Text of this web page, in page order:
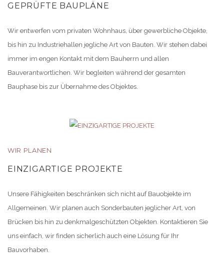
GEPRÜFTE BAUPLÄNE
Wir entwerfen vom privaten Wohnhaus, über gewerbliche Objekte,
bis hin zu Industriehallen jegliche Art von Bauten. Wir stehen dabei
immer im engen Kontakt mit dem Bauherrn und allen
Bauverantwortlichen. Wir begleiten während der gesamten
Bauphase bis zur Übernahme des Objektes.
WIR PLANEN
EINZIGARTIGE PROJEKTE
Unsere Fähigkeiten beschränken sich nicht auf Bauobjekte im
Allgemeinen. Wir planen auch Sonderbauten jeglicher Art, von
Brücken bis hin zu denkmalgeschützten Objekten. Kontaktieren Sie
uns einfach, wir finden sicherlich auch eine Lösung für Ihr
Bauvorhaben.